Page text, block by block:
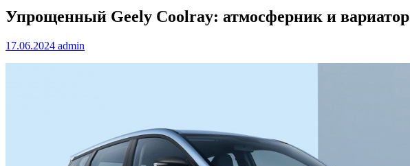
Упрощенный Geely Coolray: атмосферник и вариатор
17.06.2024 admin